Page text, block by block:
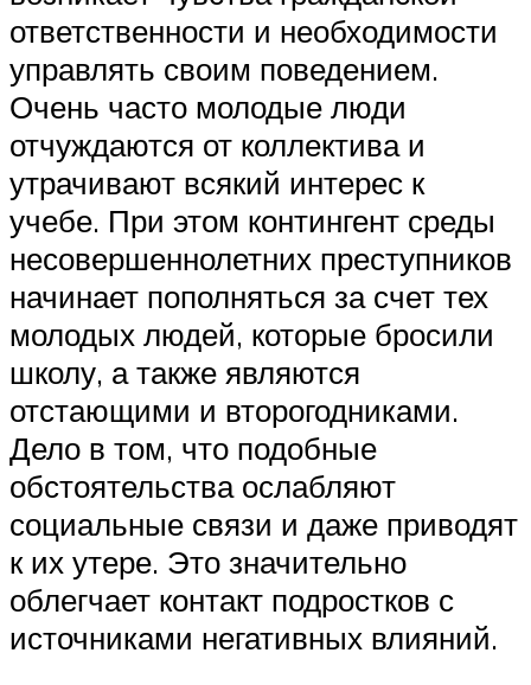
ответственности и необходимости
управлять своим поведением.
Очень часто молодые люди
отчуждаются от коллектива и
утрачивают всякий интерес к
учебе. При этом контингент среды
несовершеннолетних преступников
начинает пополняться за счет тех
молодых людей, которые бросили
школу, а также являются
отстающими и второгодниками.
Дело в том, что подобные
обстоятельства ослабляют
социальные связи и даже приводят
к их утере. Это значительно
облегчает контакт подростков с
источниками негативных влияний.